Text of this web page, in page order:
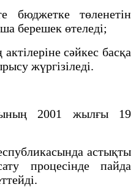
төленетiн
берешек өтеледi;
сәйкес басқа
жүргiзiледi.
2001 жылғы 19
астықты
процесiнде пайда